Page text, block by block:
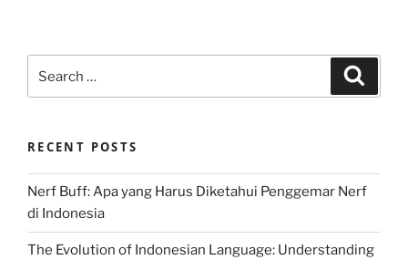
for:
RECENT POSTS
Nerf Buff: Apa yang Harus Diketahui Penggemar Nerf
di Indonesia
The Evolution of Indonesian Language: Understanding